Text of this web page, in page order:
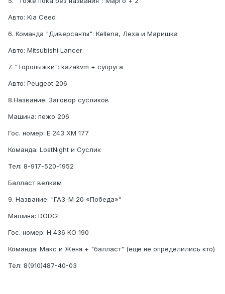
Авто: Kia Ceed
6. Команда "Диверсанты": Kellena, Леха и Маришка
Авто: Mitsubishi Lancer
7. "Торопыжки": kazakvm + супруга
Авто: Peugeot 206
8.Название: Заговор сусликов
Машина: пежо 206
Гос. номер: Е 243 ХМ 177
Команда: LostNight и Суслик
Тел: 8-917-520-1952
Балласт велкам
9. Название: "ГАЗ-М 20 «Победа»"
Машина: DODGE
Гос. номер: Н 436 КО 190
Команда: Макс и Женя + "балласт" (еще не определились кто)
Тел: 8(910)487-40-03